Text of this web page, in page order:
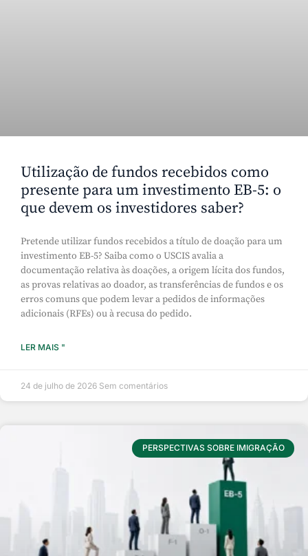
Utilização de fundos recebidos como
presente para um investimento EB-5: o
que devem os investidores saber?
Pretende utilizar fundos recebidos a título de doação para um
investimento EB-5? Saiba como o USCIS avalia a
documentação relativa às doações, a origem lícita dos fundos,
as provas relativas ao doador, as transferências de fundos e os
erros comuns que podem levar a pedidos de informações
adicionais (RFEs) ou à recusa do pedido.
LER MAIS "
24 de julho de 2026 Sem comentários
PERSPECTIVAS SOBRE IMIGRAÇÃO